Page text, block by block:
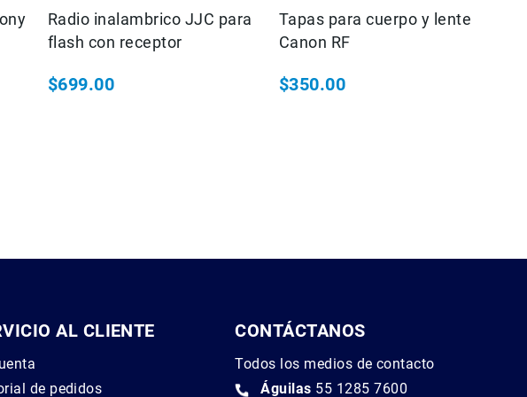
Radio inalambrico JJC para
flash con receptor
$699.00
Tapas para cuerpo y lente
Canon RF
$350.00
AL CLIENTE
de pedidos
CONTÁCTANOS
Todos los medios de contacto
Águilas 55 1285 7600